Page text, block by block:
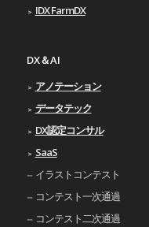
IDX FarmDX
DX＆AI
アノテーション
データテック
DX認定コンサル
SaaS
イラストコンテスト
コンテスト一次通過
コンテスト二次通過